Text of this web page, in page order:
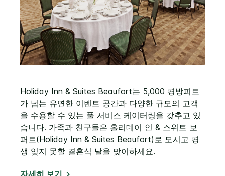
Holiday Inn & Suites Beaufort는 5,000 평방피트
가 넘는 유연한 이벤트 공간과 다양한 규모의 고객
을 수용할 수 있는 풀 서비스 케이터링을 갖추고 있
습니다. 가족과 친구들은 홀리데이 인 & 스위트 보
퍼트(Holiday Inn & Suites Beaufort)로 모시고 평
생 잊지 못할 결혼식 날을 맞이하세요.